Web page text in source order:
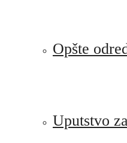
Opšte
Uputstvo